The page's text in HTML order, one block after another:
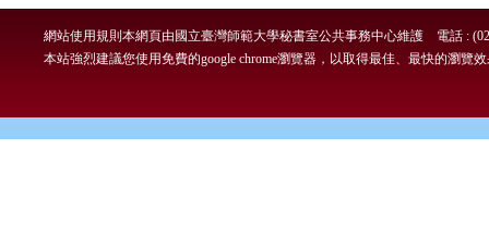
本網頁由國立臺灣師範大學秘書室公共事務中心維護 電話 :
網站使用規則
本站強烈建議您使用免費的google chrome瀏覽器，以取得最佳、最快的瀏覽